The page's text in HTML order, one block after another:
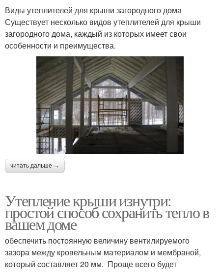
Виды утеплителей для крыши загородного дома
Существует несколько видов утеплителей для крыши
загородного дома, каждый из которых имеет свои
особенности и преимущества.
читать дальше →
Утепление крыши изнутри:
простой способ сохранить тепло в
вашем доме
обеспечить постоянную величину вентилируемого
зазора между кровельным материалом и мембраной,
который составляет 20 мм. Проще всего будет